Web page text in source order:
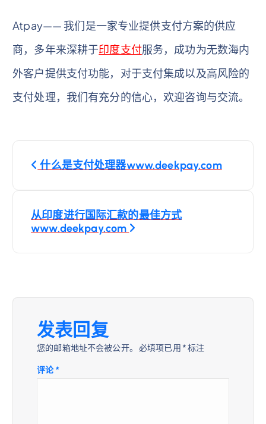
Atpay—— 我们是一家专业提供支付方案的供应
商，多年来深耕于印度支付服务，成功为无数海内
外客户提供支付功能，对于支付集成以及高风险的
支付处理，我们有充分的信心，欢迎咨询与交流。
文
导
航
什么是支付处理器www.deekpay.com
从印度进行国际汇款的最佳方式
www.deekpay.com
发表回复
您的邮箱地址不会被公开。 必填项已用 *标注
评论*